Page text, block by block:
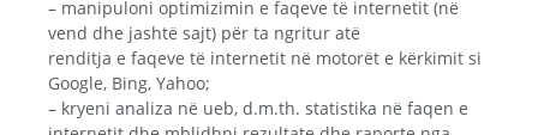
– manipuloni optimizimin e faqeve të internetit (në
vend dhe jashtë sajt) për ta ngritur atë
renditja e faqeve të internetit në motorët e kërkimit si
Google, Bing, Yahoo;
– kryeni analiza në ueb, d.m.th. statistika në faqen e